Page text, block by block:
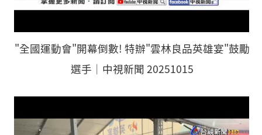
"全國運動會"開幕倒數! 特辦"雲林良品英雄宴"鼓勵
選手│中視新聞 20251015